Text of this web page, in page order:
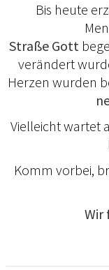
Bis heute
Straße Gott
verändert
Herzen wurden
Vielleicht wartet
Komm vorbei,
Wir